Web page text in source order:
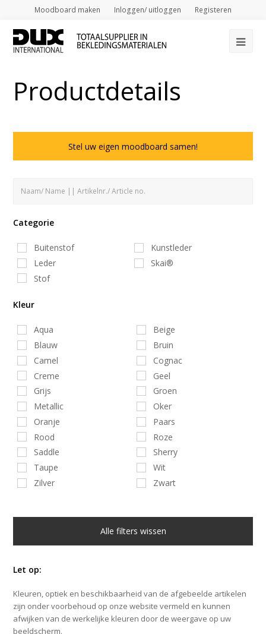
Moodboard maken Inloggen/ uitloggen Registeren
Productdetails
Stel uw eigen moodboard samen!
Categorie
Buitenstof
Kunstleder
Leder
Skai®
Stof
Kleur
Aqua
Beige
Blauw
Bruin
Camel
Cognac
Creme
Geel
Grijs
Groen
Metallic
Oker
Oranje
Paars
Rood
Roze
Saddle
Sherry
Taupe
Wit
Zilver
Zwart
Alle filters wissen
Let op:
Kleuren, optiek en beschikbaarheid van de afgebeelde artikelen
zijn onder voorbehoud op onze website vermeld en kunnen
afwijken van de werkelijke kleuren door de weergave op uw
beeldscherm.